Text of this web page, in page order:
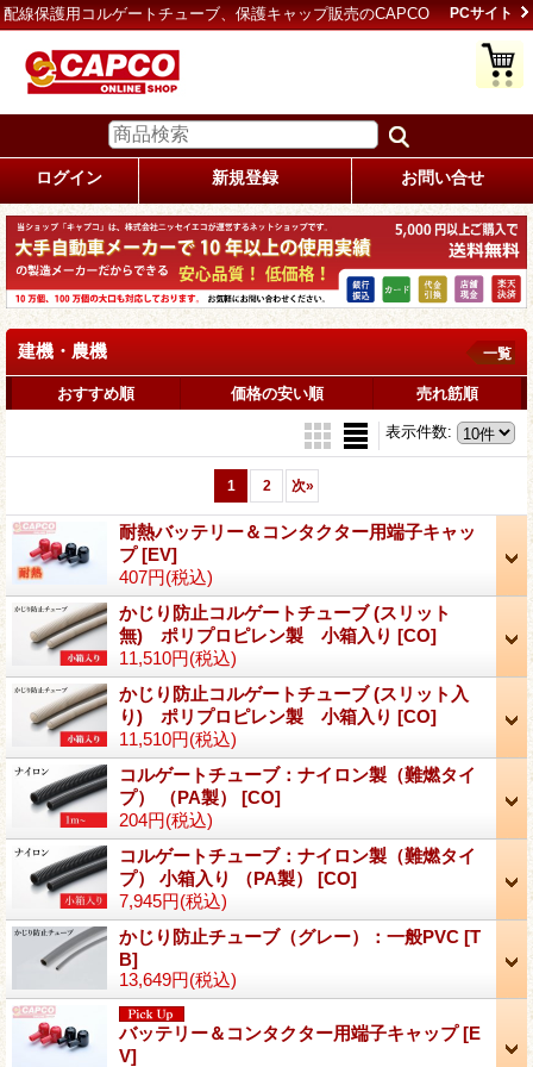
配線保護用コルゲートチューブ、保護キャップ販売のCAPCO PCサイト
ログイン 新規登録 お問い合せ
建機・農機 一覧
おすすめ順 価格の安い順 売れ筋順
表示件数:
1 2 次»
耐熱バッテリー＆コンタクター用端子キャッ
プ[EV]
407円(税込)
かじり防止コルゲートチューブ (スリット
無) ポリプロピレン製 小箱入り [CO]
11,510円(税込)
かじり防止コルゲートチューブ (スリット入
り) ポリプロピレン製 小箱入り [CO]
11,510円(税込)
コルゲートチューブ：ナイロン製（難燃タイ
プ） （PA製） [CO]
204円(税込)
コルゲートチューブ：ナイロン製（難燃タイ
プ） 小箱入り （PA製） [CO]
7,945円(税込)
かじり防止チューブ（グレー）：一般PVC [T
B]
13,649円(税込)
バッテリー＆コンタクター用端子キャップ[E
V]